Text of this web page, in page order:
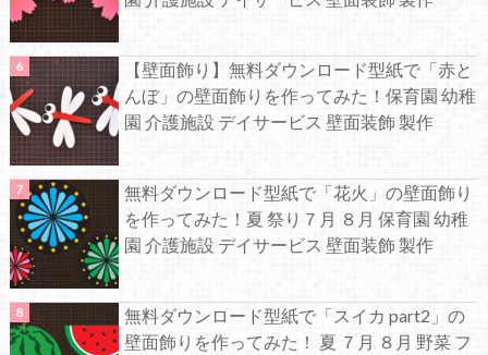
【壁面飾り】無料ダウンロード型紙で「赤と
んぼ」の壁面飾りを作ってみた！保育園 幼稚
園 介護施設 デイサービス 壁面装飾 製作
無料ダウンロード型紙で「花火」の壁面飾り
を作ってみた！夏 祭り７月 ８月 保育園 幼稚
園 介護施設 デイサービス 壁面装飾 製作
無料ダウンロード型紙で「スイカ part2」の
壁面飾りを作ってみた！ 夏 ７月 ８月 野菜 フ